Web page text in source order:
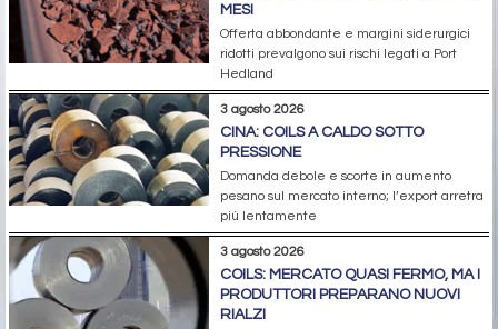
MESI
Offerta abbondante e margini siderurgici
ridotti prevalgono sui rischi legati a Port
Hedland
3 agosto 2026
CINA: COILS A CALDO SOTTO
PRESSIONE
Domanda debole e scorte in aumento
pesano sul mercato interno; l’export arretra
più lentamente
3 agosto 2026
COILS: MERCATO QUASI FERMO, MA I
PRODUTTORI PREPARANO NUOVI
RIALZI